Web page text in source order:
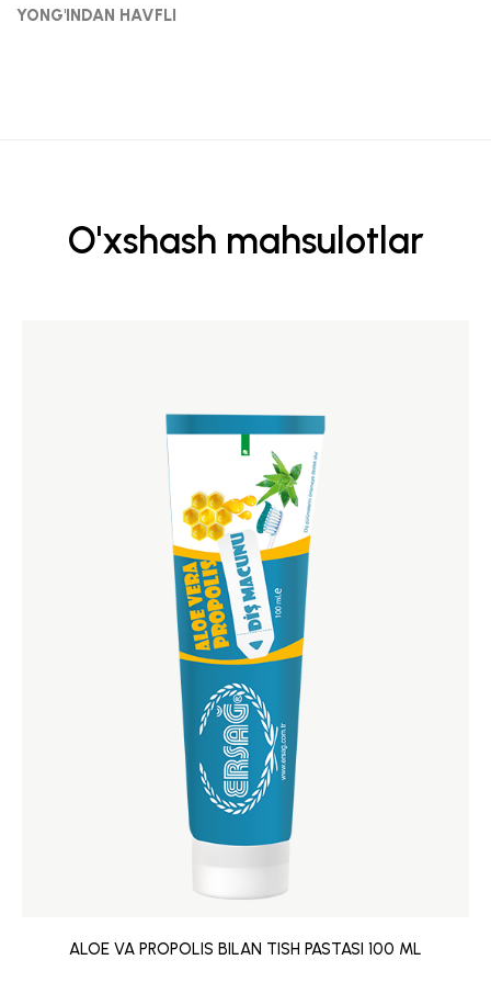
YONG'INDAN HAVFLI
O'xshash mahsulotlar
ALOE VA PROPOLIS BILAN TISH PASTASI 100 ML